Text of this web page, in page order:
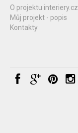
O projektu interiery.cz
Můj projekt - popis
Kontakty